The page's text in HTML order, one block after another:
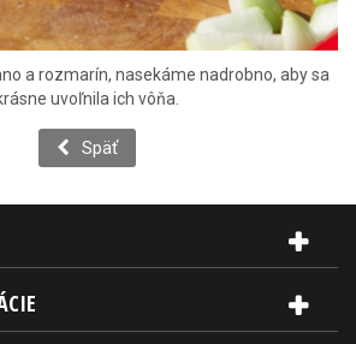
a rozmarín, nasekáme nadrobno, aby sa
uvoľnila ich vôňa.
Späť